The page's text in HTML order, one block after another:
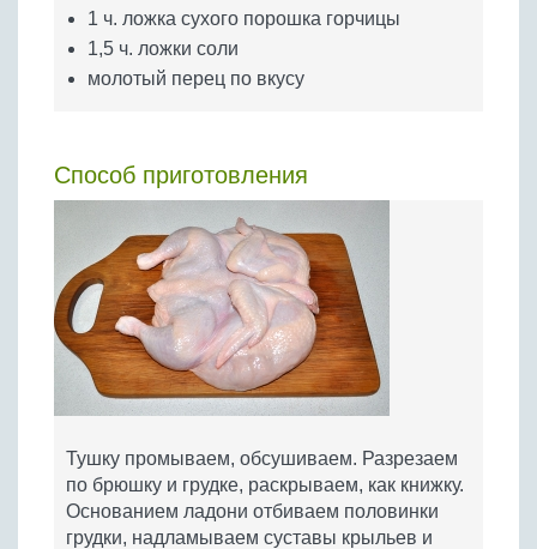
1 ч. ложка сухого порошка горчицы
1,5 ч. ложки соли
молотый перец по вкусу
Способ приготовления
Тушку промываем, обсушиваем. Разрезаем
по брюшку и грудке, раскрываем, как книжку.
Основанием ладони отбиваем половинки
грудки, надламываем суставы крыльев и